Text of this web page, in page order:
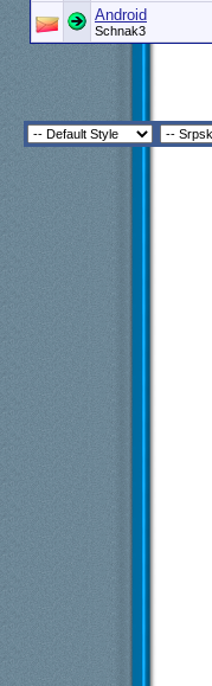
Android
Schnak3